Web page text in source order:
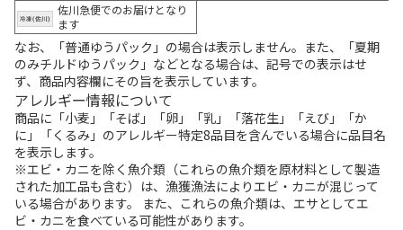
佐川急便でのお届けとなり
ます
なお、「普通ゆうパック」の場合は表示しません。また、「夏期
のみチルドゆうパック」などとなる場合は、記号での表示はせ
ず、商品内容欄にその旨を表示しています。
アレルギー情報について
商品に「小麦」「そば」「卵」「乳」「落花生」「えび」「か
に」「くるみ」のアレルギー特定8品目を含んでいる場合に品目名
を表示します。
※エビ・カニを除く魚介類（これらの魚介類を原材料として製造
された加工品も含む）は、漁獲漁法によりエビ・カニが混じって
いる場合があります。 また、これらの魚介類は、エサとしてエ
ビ・カニを食べている可能性があります。